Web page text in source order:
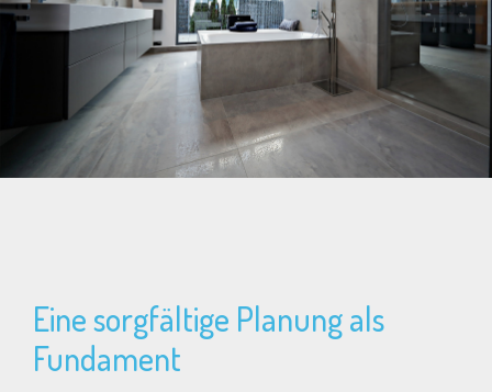
Eine sorgfältige Planung als
Fundament